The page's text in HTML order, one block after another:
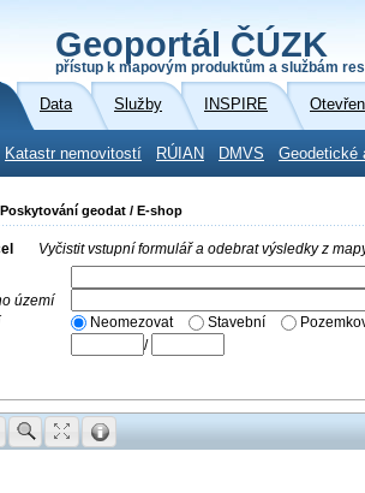
Geoportál ČÚZK
přístup k mapovým produktům a službám
Data Služby INSPIRE
Katastr nemovitostí RÚIAN DMVS Geodetické
geodat / E-shop
Vyčistit vstupní formulář a odebrat výsledky z
území
Neomezovat Stavební
/